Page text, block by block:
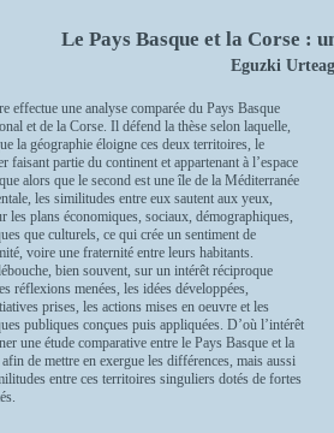
Le Pays Basque et la Corse :
Eguzki
effectue une analyse comparée du Pays Basque
et de la Corse. Il défend la thèse selon laquelle,
la géographie éloigne ces deux territoires, le
faisant partie du continent et appartenant à l’espace
alors que le second est une île de la Méditerranée
les similitudes entre eux sautent aux yeux,
les plans économiques, sociaux, démographiques,
que culturels, ce qui crée un sentiment de
voire une fraternité entre leurs habitants.
bien souvent, sur un intérêt réciproque
réflexions menées, les idées développées,
prises, les actions mises en oeuvre et les
publiques conçues puis appliquées. D’où l’intérêt
une étude comparative entre le Pays Basque et la
de mettre en exergue les différences, mais aussi
entre ces territoires singuliers dotés de fortes